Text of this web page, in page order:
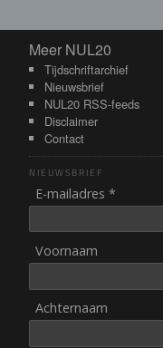
Meer NUL20
Meer NUL20
Tijdschriftarchief
Nieuwsbrief
NUL20 RSS-feeds
Disclaimer
Contact
NIEUWSBRIEF
E-mailadres *
Voornaam
Achternaam